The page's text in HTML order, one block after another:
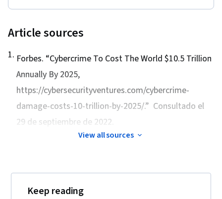
Communication, Data Ethics, Artificial
Management, Google Gemini, Prompt
literacy, Generative AI, Prompt Engineering
Tools, Professional Development, Cyber Risk,
Information Assurance, Security Strategy,
Cyber Attacks, Linux Commands, Operating
Systems, File Management, File Systems,
Authorization (Computing), Linux Administration,
Relational Databases, Command-Line Interface,
Network Model, Network Architecture,
Article sources
1. Forbes. “Cybercrime To Cost The World $10.5 Trillion
Annually By 2025,
https://cybersecurityventures.com/cybercrime-
damage-costs-10-trillion-by-2025/.” Consultado el
29 de septiembre de 2022.
View all sources
Keep reading